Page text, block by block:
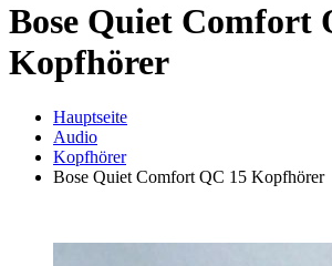
Bose Quiet Comfort
Kopfhörer
Hauptseite
Audio
Kopfhörer
Bose Quiet Comfort QC 15 Kopfhörer